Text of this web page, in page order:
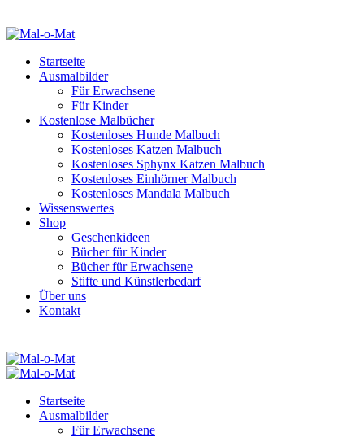
Startseite
Ausmalbilder
Für Erwachsene
Für Kinder
Kostenlose Malbücher
Kostenloses Hunde Malbuch
Kostenloses Katzen Malbuch
Kostenloses Sphynx Katzen Malbuch
Kostenloses Einhörner Malbuch
Kostenloses Mandala Malbuch
Wissenswertes
Shop
Geschenkideen
Bücher für Kinder
Bücher für Erwachsene
Stifte und Künstlerbedarf
Über uns
Kontakt
Startseite
Ausmalbilder
Für Erwachsene